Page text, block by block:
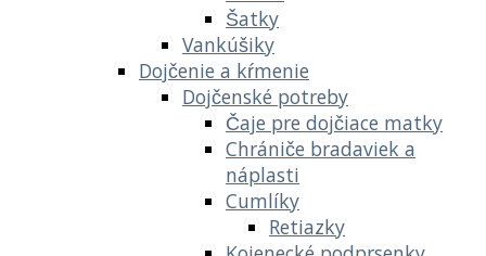
Šatky
Vankúšiky
Dojčenie a kŕmenie
Dojčenské potreby
Čaje pre dojčiace matky
Chrániče bradaviek a
náplasti
Cumlíky
Retiazky